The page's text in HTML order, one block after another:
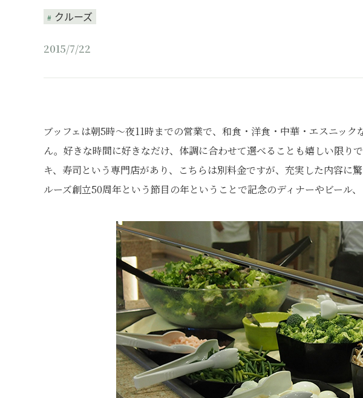
クルーズ
2015/7/22
ブッフェは朝5時～夜11時までの営業で、和食・洋食・中華・エスニッ
ん。好きな時間に好きなだけ、体調に合わせて選べることも嬉しい限り
キ、寿司という専門店があり、こちらは別料金ですが、充実した内容に
ルーズ創立50周年という節目の年ということで記念のディナーやビール